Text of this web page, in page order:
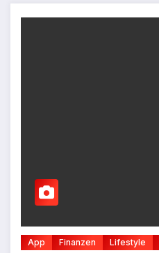
App Finanzen Lifestyle